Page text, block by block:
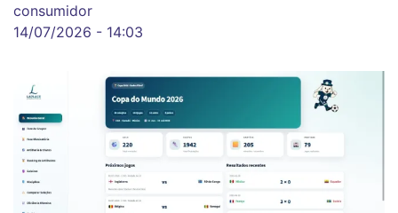
consumidor
14/07/2026 - 14:03